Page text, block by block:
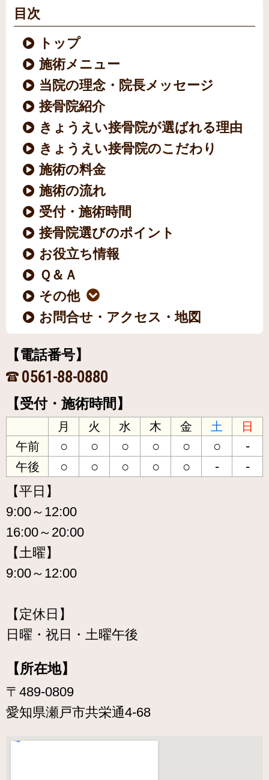
目次
トップ
施術メニュー
当院の理念・院長メッセージ
接骨院紹介
きょうえい接骨院が選ばれる理由
きょうえい接骨院のこだわり
施術の料金
施術の流れ
受付・施術時間
接骨院選びのポイント
お役立ち情報
Ｑ＆Ａ
その他
お問合せ・アクセス・地図
【電話番号】
0561-88-0880
【受付・施術時間】
月 火 水 木 金 土
日
午前
○ ○ ○ ○ ○ ○ -
午後 ○ ○ ○ ○ ○ -
-
【平日】
9:00～12:00
16:00～20:00
【土曜】
9:00～12:00
【定休日】
日曜・祝日・土曜午後
【所在地】
〒489-0809
愛知県瀬戸市共栄通4-68